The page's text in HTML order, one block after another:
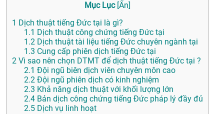
Mục Lục [Ẩn]
1 Dịch thuật tiếng Đức tại là gì?
1.1 Dịch thuật công chứng tiếng Đức tại
1.2 Dịch thuật tài liệu tiếng Đức chuyên ngành tại
1.3 Cung cấp phiên dịch tiếng Đức tại
2 Vì sao nên chọn DTMT để dịch thuật tiếng Đức tại ?
2.1 Đội ngũ biên dịch viên chuyên môn cao
2.2 Đội ngũ phiên dịch có kinh nghiệm
2.3 Khả năng dịch thuật với khối lượng lớn
2.4 Bản dịch công chứng tiếng Đức pháp lý đầy đủ
2.5 Dịch vụ linh hoạt